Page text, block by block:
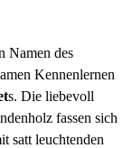
Namen des
Kennenlernen
s. Die liebevoll
fassen sich
satt leuchtenden